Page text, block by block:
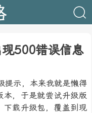
500错误信息
提示，本来我就是懒得
本，于是就尝试升级版
下载升级包，覆盖到现